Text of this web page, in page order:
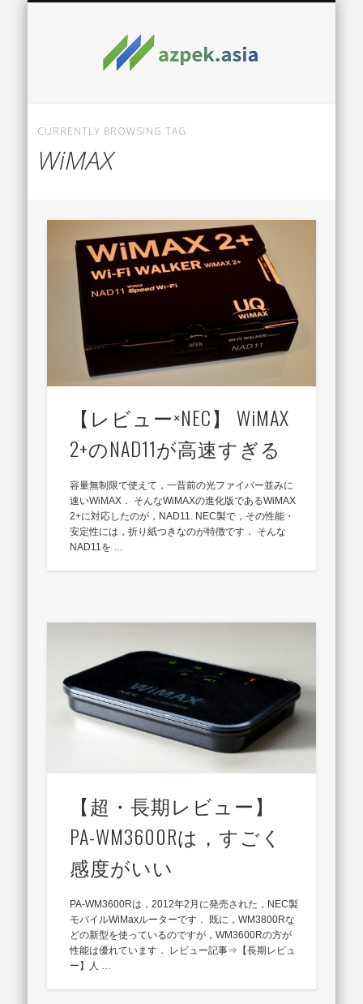
CURRENTLY BROWSING TAG
WiMAX
【レビュー×NEC】 WiMAX
2+のNAD11が高速すぎる
容量無制限で使えて，一昔前の光ファイバー並みに
速いWiMAX． そんなWiMAXの進化版であるWiMAX
2+に対応したのが，NAD11. NEC製で，その性能・
安定性には，折り紙つきなのが特徴です． そんな
NAD11を …
【超・長期レビュー】
PA-WM3600Rは，すごく
感度がいい
PA-WM3600Rは，2012年2月に発売された，NEC製
モバイルWiMaxルーターです． 既に，WM3800Rな
どの新型を使っているのですが，WM3600Rの方が
性能は優れています． レビュー記事⇒【長期レビュ
ー】人 …